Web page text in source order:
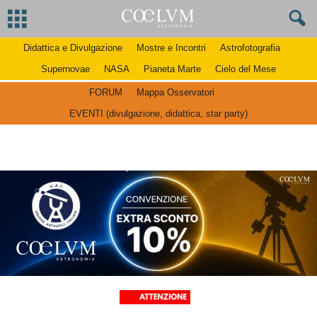
Didattica e Divulgazione Mostre e Incontri
Astrofotografia
Supernovae
NASA Pianeta Marte Cielo del Mese
FORUM
Mappa Osservatori
EVENTI (divulgazione, didattica, star party)